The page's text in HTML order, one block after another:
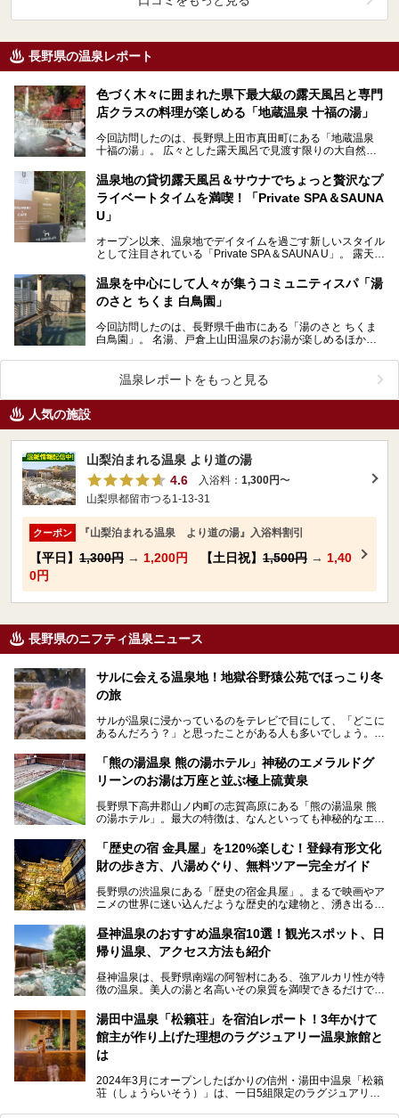
長野県の温泉レポート
色づく木々に囲まれた県下最大級の露天風呂と専門
店クラスの料理が楽しめる「地蔵温泉 十福の湯」
今回訪問したのは、長野県上田市真田町にある「地蔵温泉
十福の湯」。 広々とした露天風呂で見渡す限りの大自然を
温泉地の貸切露天風呂＆サウナでちょっと贅沢なプ
ライベートタイムを満喫！「Private SPA＆SAUNA
U」
オープン以来、温泉地でデイタイムを過ごす新しいスタイル
として注目されている「Private SPA＆SAUNA U」。 露天風
温泉を中心にして人々が集うコミュニティスパ「湯
のさと ちくま 白鳥園」
今回訪問したのは、長野県千曲市にある「湯のさと ちくま
白鳥園」。 名湯、戸倉上山田温泉のお湯が楽しめるほか、
温泉レポートをもっと見る
人気の施設
山梨泊まれる温泉 より道の湯
4.6
入浴料： 1,300円〜
山梨県都留市つる1-13-31
クーポン 『山梨泊まれる温泉 より道の湯』入浴料割引
【平日】 1,300円 → 1,200円 【土日祝】 1,500円 → 1,40
0円
長野県のニフティ温泉ニュース
サルに会える温泉地！地獄谷野猿公苑でほっこり冬
の旅
サルが温泉に浸かっているのをテレビで目にして、「どこに
あるんだろう？」と思ったことがある人も多いでしょう。
この微笑ましい光景は、長野県にある「地獄谷野猿公苑」で
見られるもので、野生のサルが雪景色の中で温泉に浸かる姿
を間近で観察できます。
本記事では、地獄谷野猿公苑の魅力や見どころ、サルと温泉
との関係性、地獄谷周辺の観光スポットについて紹介しま
ので、野生のサルを観察する貴重な自然体験と温泉をあわせ
て楽しみたい人は、ぜひ参考にしてください。
「熊の湯温泉 熊の湯ホテル」神秘のエメラルドグ
リーンのお湯は万座と並ぶ極上硫黄泉
長野県下高井郡山ノ内町の志賀高原にある「熊の湯温泉 熊
の湯ホテル」。最大の特徴は、なんといっても神秘的なエメ
リピートするファンも多い温泉です。冬はスキーと一緒に楽
しみたい極上の温泉を紹介します。
「歴史の宿 金具屋」を120%楽しむ！登録有形文化
財の歩き方、八湯めぐり、無料ツアー完全ガイド
長野県の渋温泉にある「歴史の宿金具屋」。まるで映画やア
ニメの世界に迷い込んだような歴史的な建物と、湧き出る温
を隅々まで楽しみたいですよね。この記事では、金具屋での
滞在を最高の思い出にするための「楽しみ方」を徹底的にご
紹介します！
昼神温泉のおすすめ温泉宿10選！観光スポット、日
帰り温泉、アクセス方法も紹介
昼神温泉は、長野県南端の阿智村にある、強アルカリ性が特
徴の温泉。美人の湯と名高いその泉質を満喫できるだけでな
昼神温泉では、朝市などの観光スポットや、信州名物のおや
きを楽しめるグルメスポットなど、観光を楽しむにはぴった
りの場所が豊富にあります。
この記事では、昼神温泉での滞在を充実させる宿泊施設や日
帰り温泉、見どころ満載の観光・グルメスポットに加え、ア
クセス方法も順に紹介します。
湯田中温泉「松籟荘」を宿泊レポート！3年かけて
館主が作り上げた理想のラグジュアリー温泉旅館と
は
2024年3月にオープンしたばかりの信州・湯田中温泉「松籟
荘（しょうらいそう）」は、一日5組限定のラグジュアリー